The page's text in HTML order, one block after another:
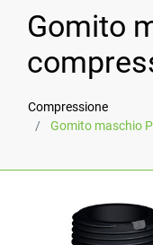
Gomito
Compressione
Gomito maschio